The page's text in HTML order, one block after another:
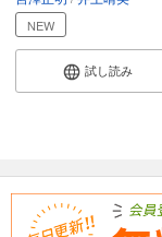
NEW
試し読み